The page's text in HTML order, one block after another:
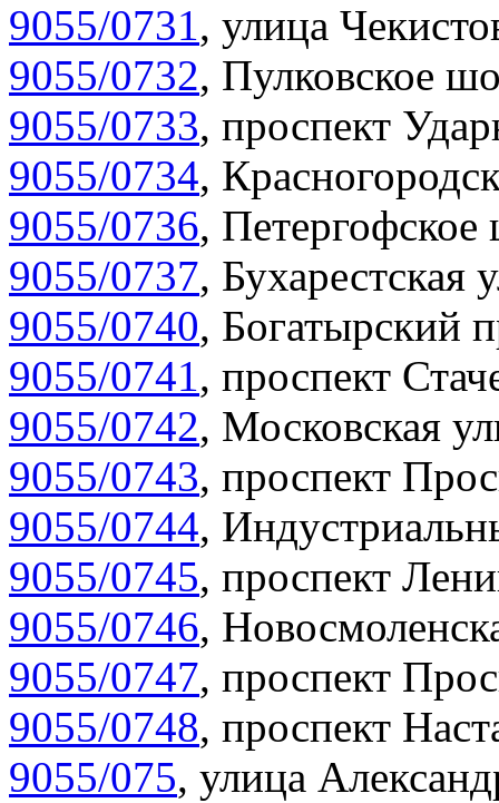
9055/0731, улица
9055/0732, Пулковское
9055/0733, проспект
9055/0734,
9055/0736, Петергофское
9055/0737, Бухарестская
9055/0740, Богатырский
9055/0741, проспект
9055/0742, Московская
9055/0743, проспект
9055/0744,
9055/0745, проспект
9055/0746,
9055/0747, проспект
9055/0748, проспект
9055/075, улица